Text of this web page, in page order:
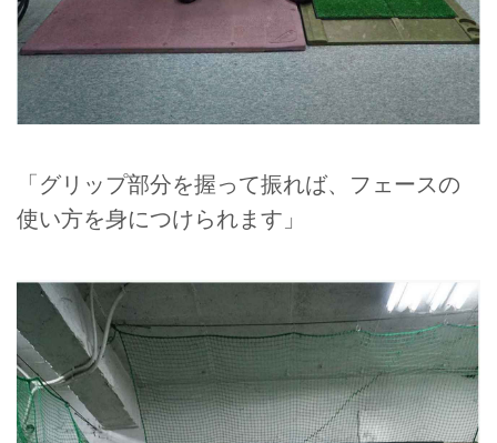
「グリップ部分を握って振れば、フェースの
使い方を身につけられます」